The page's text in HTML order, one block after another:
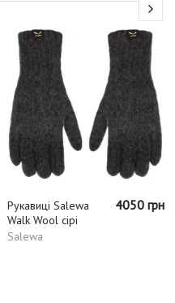
Рукавиці Salewa
Walk Wool сірі
Salewa
4050 грн